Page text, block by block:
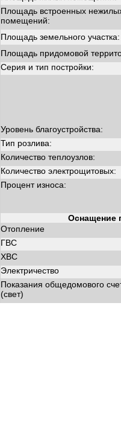
Площадь встроенных
помещений:
Площадь земельного участка:
Площадь придомовой
Серия и тип постройки:
Уровень благоустройства:
Тип розлива:
Количество теплоузлов:
Количество электрощитовых:
Процент износа:
Оснащение
Отопление
ГВС
ХВС
Электричество
Показания общедомового
(свет)